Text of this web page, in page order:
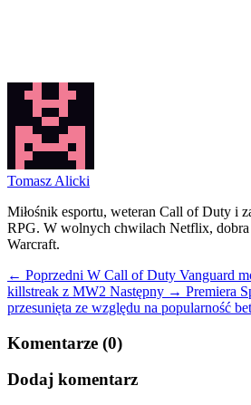
Tomasz Alicki
Miłośnik esportu, weteran Call of Duty i
RPG. W wolnych chwilach Netflix,
Warcraft.
← Poprzedni W Call of Duty Vanguard
killstreak z MW2 Następny → Premiera
przesunięta ze względu na popularność
Komentarze (0)
Dodaj komentarz